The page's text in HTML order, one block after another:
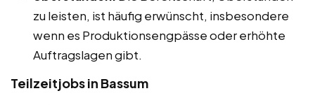
zu leisten, ist häufig erwünscht, insbesondere
wenn es Produktionsengpässe oder erhöhte
Auftragslagen gibt.
Teilzeitjobs in Bassum